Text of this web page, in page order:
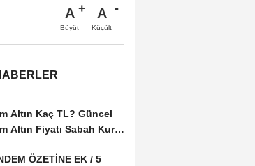
A
Büyüt
A
Küçült
Altın Kaç TL? Güncel
Altın Fiyatı Sabah Kuru
ÖZETİNE EK / 5